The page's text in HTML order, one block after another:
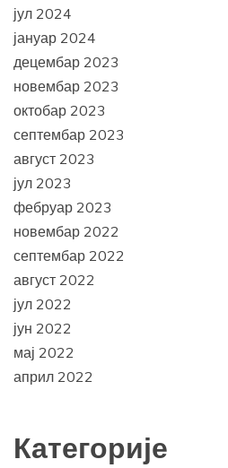
јул 2024
јануар 2024
децембар 2023
новембар 2023
октобар 2023
септембар 2023
август 2023
јул 2023
фебруар 2023
новембар 2022
септембар 2022
август 2022
јул 2022
јун 2022
мај 2022
април 2022
Категорије